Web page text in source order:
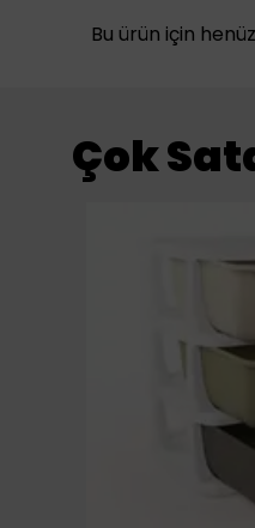
Bu ürün için
Çok